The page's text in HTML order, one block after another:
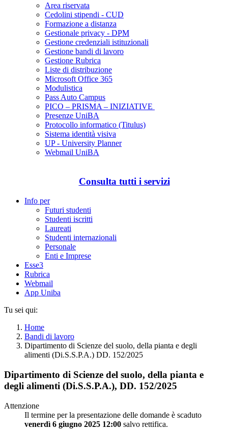
Area riservata
Cedolini stipendi - CUD
Formazione a distanza
Gestionale privacy - DPM
Gestione credenziali istituzionali
Gestione bandi di lavoro
Gestione Rubrica
Liste di distribuzione
Microsoft Office 365
Modulistica
Pass Auto Campus
PICO – PRISMA – INIZIATIVE
Presenze UniBA
Protocollo informatico (Titulus)
Sistema identità visiva
UP - University Planner
Webmail UniBA
Consulta tutti i servizi
Info per
Futuri studenti
Studenti iscritti
Laureati
Studenti internazionali
Personale
Enti e Imprese
Esse3
Rubrica
Webmail
App Uniba
Tu sei qui:
Home
Bandi di lavoro
Dipartimento di Scienze del suolo, della pianta e degli
alimenti (Di.S.S.P.A.) DD. 152/2025
Dipartimento di Scienze del suolo, della pianta e
degli alimenti (Di.S.S.P.A.), DD. 152/2025
Attenzione
Il termine per la presentazione delle domande è scaduto
venerdì 6 giugno 2025 12:00 salvo rettifica.